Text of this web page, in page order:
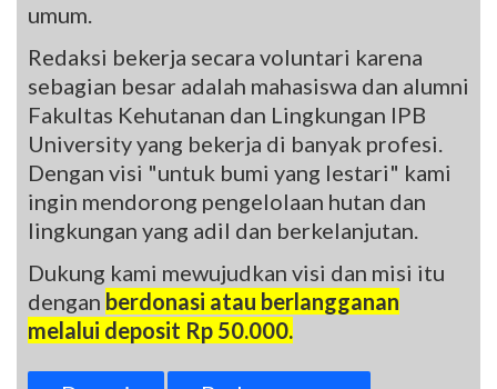
umum.
Redaksi bekerja secara voluntari karena
sebagian besar adalah mahasiswa dan alumni
Fakultas Kehutanan dan Lingkungan IPB
University yang bekerja di banyak profesi.
Dengan visi "untuk bumi yang lestari" kami
ingin mendorong pengelolaan hutan dan
lingkungan yang adil dan berkelanjutan.
Dukung kami mewujudkan visi dan misi itu
dengan berdonasi atau berlangganan
melalui deposit Rp 50.000.